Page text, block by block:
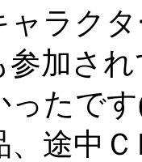
ラク
参加さ
ったで
途中